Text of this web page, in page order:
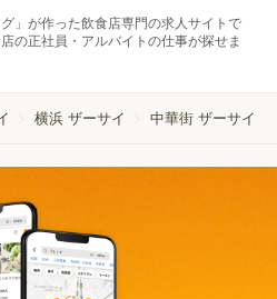
グ」が作った飲食店専門の求人サイトで
の正社員・アルバイトの仕事が探せま
横浜 ザーサイ 中華街 ザーサイ